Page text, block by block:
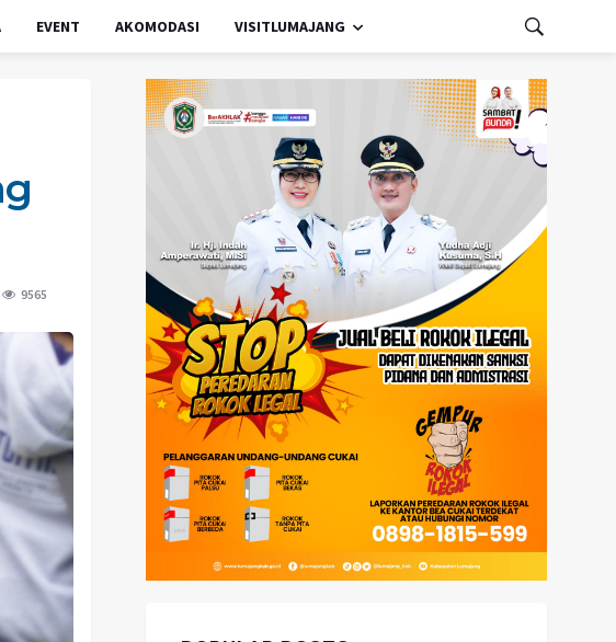
EVENT AKOMODASI VISITLUMAJANG
9565